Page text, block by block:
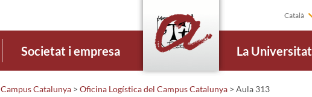
Català
Societat i empresa La Universitat
Campus Catalunya > Oficina Logística del Campus Catalunya > Aula 313